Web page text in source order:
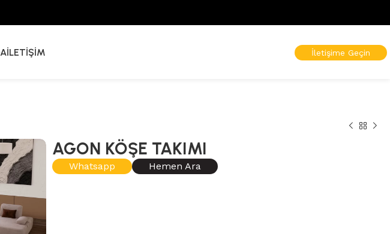
İLETIŞIM İletişime Geçin
AGON KÖŞE TAKIMI
Whatsapp Hemen Ara